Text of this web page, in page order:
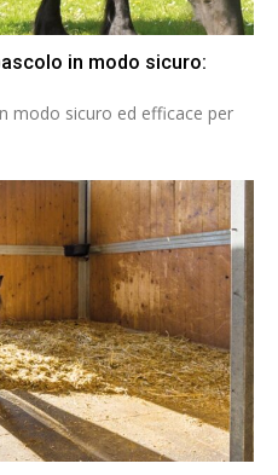
in modo sicuro:
modo sicuro ed efficace per